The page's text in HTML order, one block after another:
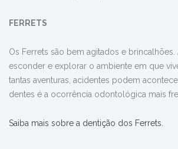
FERRETS
Os Ferrets são bem agitados e brincalhões.
esconder e explorar o ambiente em que
tantas aventuras, acidentes podem
dentes é a ocorrência odontológica mais
Saiba mais sobre a dentição dos Ferrets.